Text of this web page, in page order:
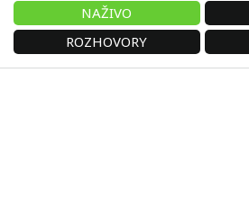
NAŽIVO
ROZHOVORY